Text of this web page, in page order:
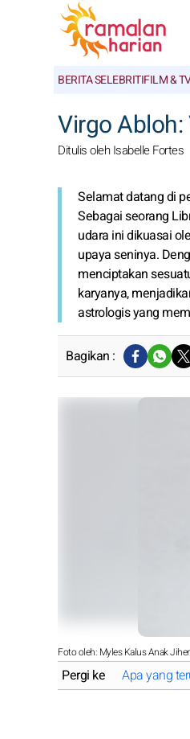
BERITA SELEBRITIFILM &
Virgo
Ditulis oleh Isabelle Fortes
Selamat datang di
Sebagai seorang
udara ini dikuasai
upaya seninya.
menciptakan
karyanya,
astrologis yang
Bagikan :
Foto oleh: Myles Kalus Anak
Pergi ke Apa yang